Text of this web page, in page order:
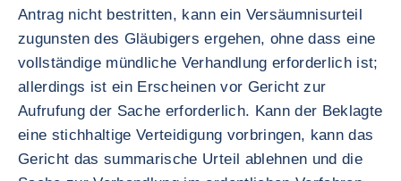
Antrag nicht bestritten, kann ein Versäumnisurteil
zugunsten des Gläubigers ergehen, ohne dass eine
vollständige mündliche Verhandlung erforderlich ist;
allerdings ist ein Erscheinen vor Gericht zur
Aufrufung der Sache erforderlich. Kann der Beklagte
eine stichhaltige Verteidigung vorbringen, kann das
Gericht das summarische Urteil ablehnen und die